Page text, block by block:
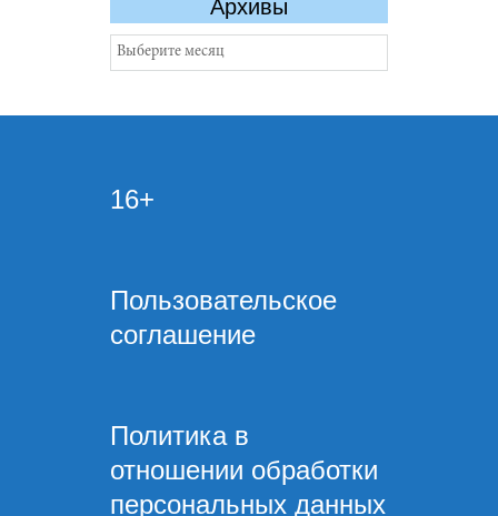
Архивы
Архивы
16+
Пользовательское
соглашение
Политика в
отношении обработки
персональных данных